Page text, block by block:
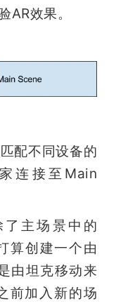
AR效果。
配不同设备的
连接至Main
主场景中的
算创建一个由
由坦克移动来
前加入新的场